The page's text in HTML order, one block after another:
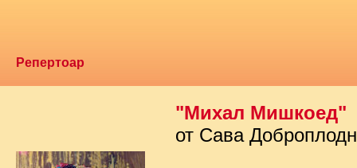
Репертоар
"Михал Мишкоед"
от Сава